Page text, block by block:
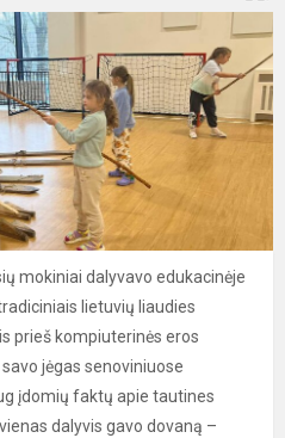
mokiniai dalyvavo edukacinėje
lietuvių liaudies
prieš kompiuterinės eros
jėgas senoviniuose
įdomių faktų apie tautines
dalyvis gavo dovaną –